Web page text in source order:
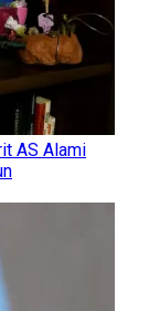
AS Alami